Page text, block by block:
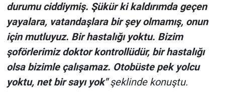
durumu ciddiymiş. Şükür ki kaldırımda geçen
yayalara, vatandaşlara bir şey olmamış, onun
için mutluyuz. Bir hastalığı yoktu. Bizim
şoförlerimiz doktor kontrollüdür, bir hastalığı
olsa bizimle çalışamaz. Otobüste pek yolcu
yoktu, net bir sayı yok"şeklinde konuştu.